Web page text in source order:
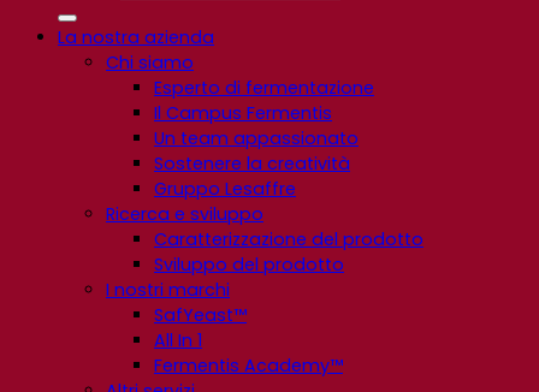
La nostra azienda
Chi siamo
Esperto di fermentazione
Il Campus Fermentis
Un team appassionato
Sostenere la creatività
Gruppo Lesaffre
Ricerca e sviluppo
Caratterizzazione del prodotto
Sviluppo del prodotto
I nostri marchi
SafYeast™
All In 1
Fermentis Academy™